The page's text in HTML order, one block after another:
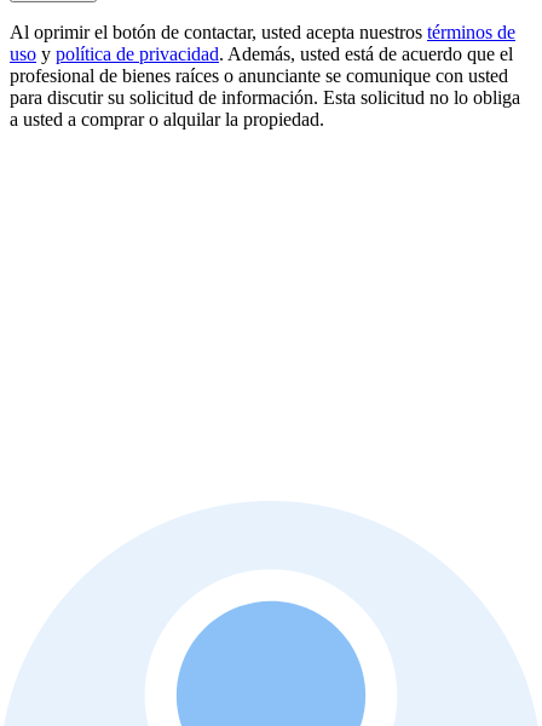
Al oprimir el botón de contactar, usted acepta nuestros términos de
uso y política de privacidad. Además, usted está de acuerdo que el
profesional de bienes raíces o anunciante se comunique con usted
para discutir su solicitud de información. Esta solicitud no lo obliga
a usted a comprar o alquilar la propiedad.